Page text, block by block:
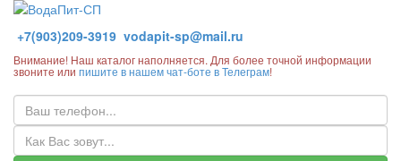
+7(903)209-3919 vodapit-sp@mail.ru
Внимание! Наш каталог наполняется. Для более точной информации
звоните или пишите в нашем чат-боте в Телеграм!